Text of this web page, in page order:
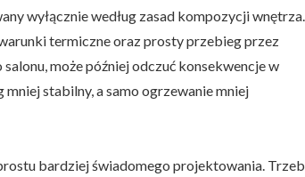
wyłącznie według zasad kompozycji wnętrza.
termiczne oraz prosty przebieg przez
może później odczuć konsekwencje w
stabilny, a samo ogrzewanie mniej
bardziej świadomego projektowania.